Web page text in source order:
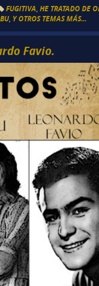
FUGITIVA ,HE TRATADO DE
, Y OTROS TEMAS MÁS...
Favio.